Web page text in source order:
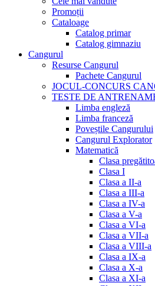
Promoții
Cataloage
Catalog primar
Catalog gimnaziu
Cangurul
Resurse Cangurul
Pachete Cangurul
JOCUL-CONCURS
TESTE DE
Limba engleză
Limba franceză
Poveștile Cangurului
Cangurul Explorator
Matematică
Clasa
Clasa I
Clasa a II-a
Clasa a III-a
Clasa a IV-a
Clasa a V-a
Clasa a VI-a
Clasa a VII-a
Clasa a VIII-a
Clasa a IX-a
Clasa a X-a
Clasa a XI-a